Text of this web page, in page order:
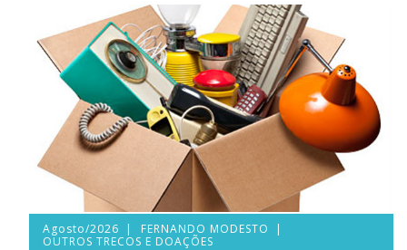
Agosto/2026
FERNANDO MODESTO
OUTROS TRECOS E DOAÇÕES